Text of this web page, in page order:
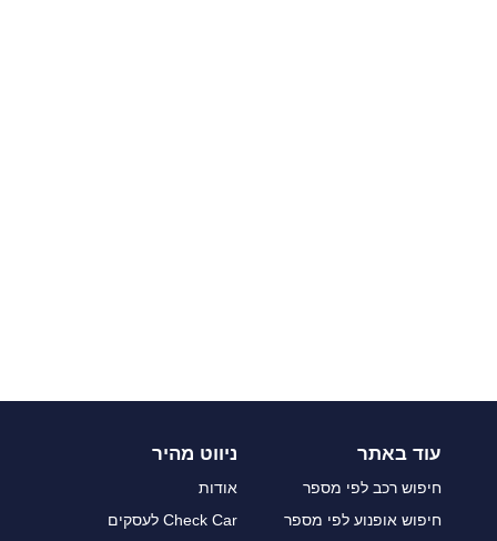
עוד באתר
חיפוש רכב לפי מספר
חיפוש אופנוע לפי מספר
ניווט מהיר
אודות
Check Car לעסקים